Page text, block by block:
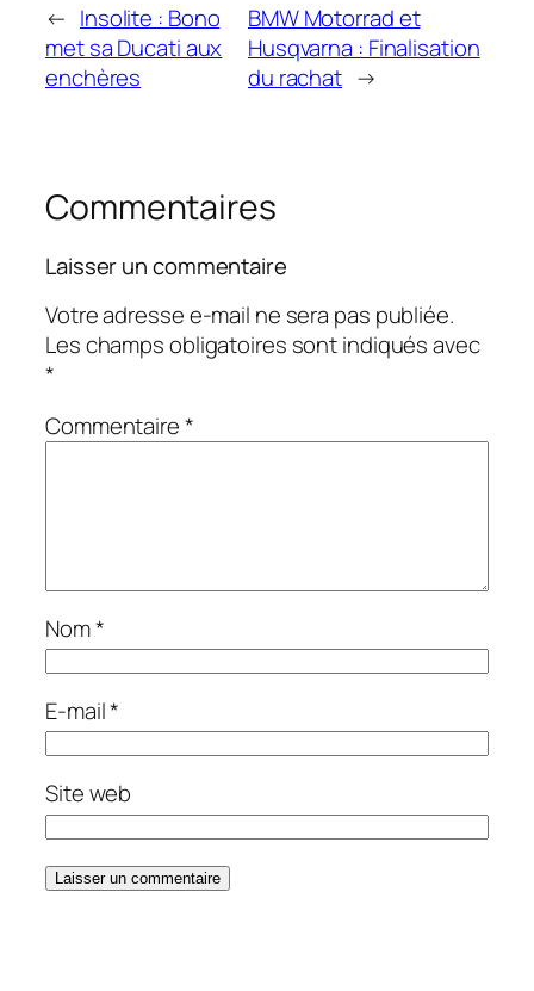
← Insolite : Bono
met sa Ducati aux
enchères
BMW Motorrad et
Husqvarna : Finalisation
du rachat →
Commentaires
Laisser un commentaire
Votre adresse e-mail ne sera pas publiée.
Les champs obligatoires sont indiqués avec
*
Commentaire*
Nom*
E-mail*
Site web